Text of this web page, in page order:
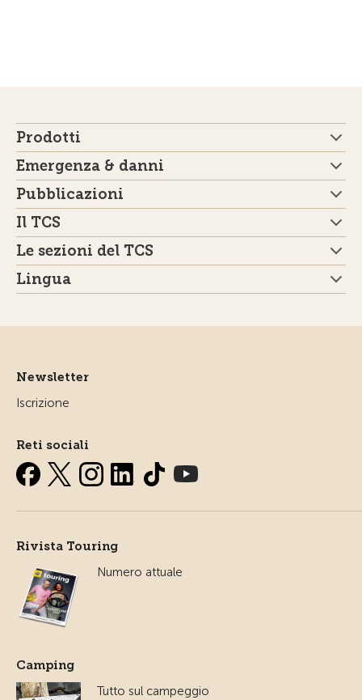
Prodotti
Emergenza & danni
Pubblicazioni
Il TCS
Le sezioni del TCS
Lingua
Newsletter
Iscrizione
Reti sociali
Rivista Touring
Numero attuale
Camping
Tutto sul campeggio